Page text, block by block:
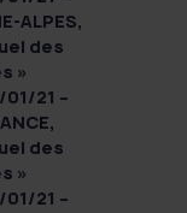
ALPES,
des
»
21 –
des
»
21 –